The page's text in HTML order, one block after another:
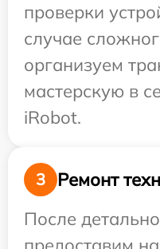
проверки
случае
организуем
мастерскую в
iRobot.
3
Ремонт
После